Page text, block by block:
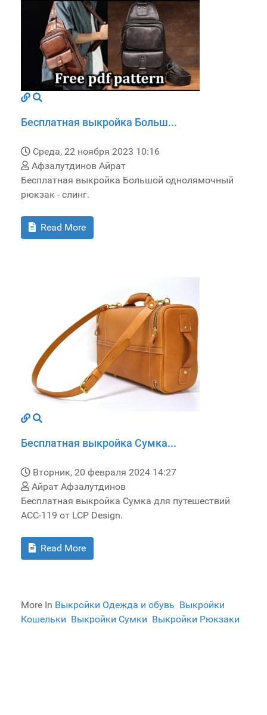
Бесплатная выкройка Больш...
Среда, 22 ноября 2023 10:16
Афзалутдинов Айрат
Бесплатная выкройка Большой однолямочный
рюкзак - слинг.
Read More
Бесплатная выкройка Сумка...
Вторник, 20 февраля 2024 14:27
Айрат Афзалутдинов
Бесплатная выкройка Сумка для путешествий
ACC-119 от LCP Design.
Read More
More In Выкройки Одежда и обувь Выкройки
Кошельки Выкройки Сумки Выкройки Рюкзаки